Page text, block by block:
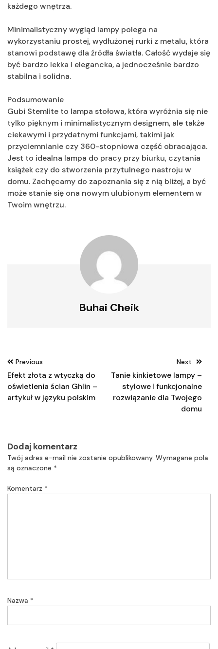
każdego wnętrza.
Minimalistyczny wygląd lampy polega na
wykorzystaniu prostej, wydłużonej rurki z metalu, która
stanowi podstawę dla źródła światła. Całość wydaje się
być bardzo lekka i elegancka, a jednocześnie bardzo
stabilna i solidna.
Podsumowanie
Gubi Stemlite to lampa stołowa, która wyróżnia się nie
tylko pięknym i minimalistycznym designem, ale także
ciekawymi i przydatnymi funkcjami, takimi jak
przyciemnianie czy 360-stopniowa część obracająca.
Jest to idealna lampa do pracy przy biurku, czytania
książek czy do stworzenia przytulnego nastroju w
domu. Zachęcamy do zapoznania się z nią bliżej, a być
może stanie się ona nowym ulubionym elementem w
Twoim wnętrzu.
Buhai Cheik
Nawigacja
wpisu
Previous
Efekt złota z wtyczką do
oświetlenia ścian Ghlin –
artykuł w języku polskim
Next
Tanie kinkietowe lampy –
stylowe i funkcjonalne
rozwiązanie dla Twojego
domu
Dodaj komentarz
Twój adres e-mail nie zostanie opublikowany. Wymagane pola
są oznaczone *
Komentarz *
Nazwa *